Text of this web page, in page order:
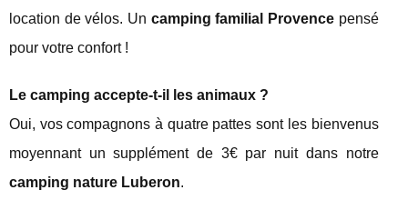
location de vélos. Un camping familial Provencepensé
pour votre confort !
Le camping accepte-t-il les animaux ?
Oui, vos compagnons à quatre pattes sont les bienvenus
moyennant un supplément de 3€ par nuit dans notre
camping nature Luberon.